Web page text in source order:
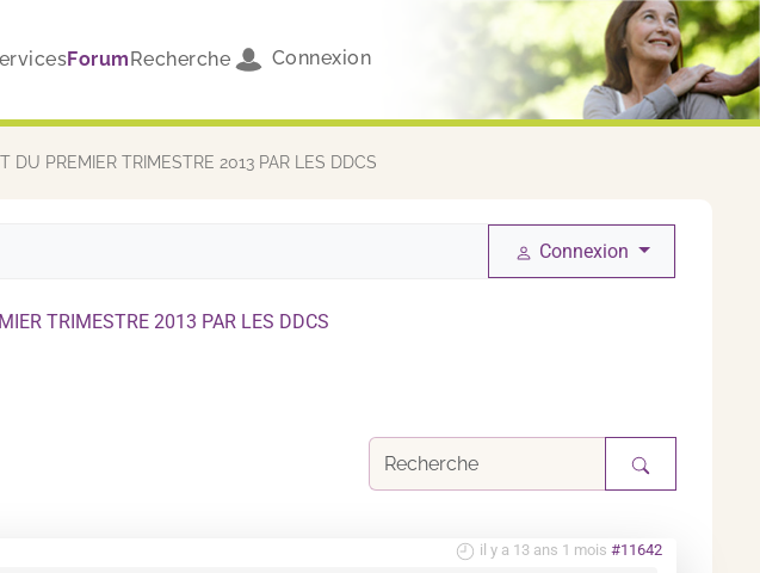
ForumRecherche Connexion
DU PREMIER TRIMESTRE 2013 PAR LES DDCS
Connexion
TRIMESTRE 2013 PAR LES DDCS
il y a 13 ans 1 mois #11642